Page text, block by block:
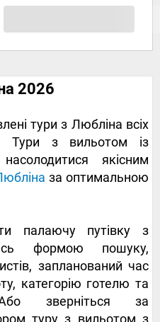
2026
тури з Любліна всіх
Тури з вильотом із
якісним
за оптимальною
палаючу путівку з
формою пошуку,
запланований час
категорію готелю та
зверніться за
туру з вильотом з